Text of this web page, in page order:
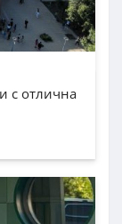
с отлична